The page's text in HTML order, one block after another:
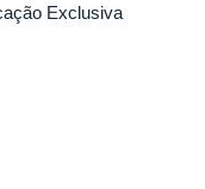
Exclusiva